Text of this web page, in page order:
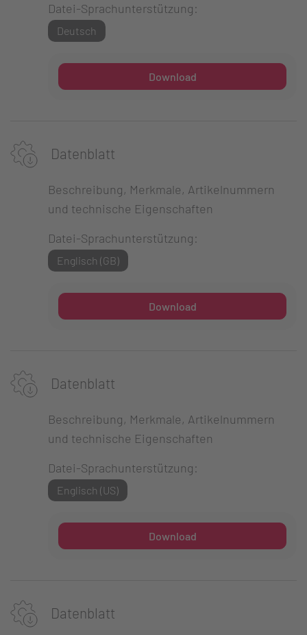
Datei-Sprachunterstützung:
Deutsch
Download
Datenblatt
Beschreibung, Merkmale, Artikelnummern
und technische Eigenschaften
Datei-Sprachunterstützung:
Englisch (GB)
Download
Datenblatt
Beschreibung, Merkmale, Artikelnummern
und technische Eigenschaften
Datei-Sprachunterstützung:
Englisch (US)
Download
Datenblatt